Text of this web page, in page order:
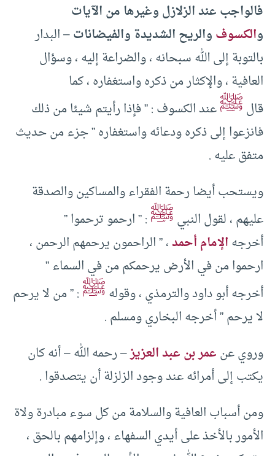
فالواجب عند الزلازل وغيرها من الآيات
والكسوفوالريح الشديدة والفيضانات– البدار
بالتوبة إلى الله سبحانه ، والضراعة إليه ، وسؤال
العافية ، والإكثار من ذكره واستغفاره ، كما
قالﷺعند الكسوف : ” فإذا رأيتم شيئا من ذلك
فانزعوا إلى ذكره ودعائه واستغفاره ” جزء من حديث
متفق عليه .
ويستحب أيضا رحمة الفقراء والمساكين والصدقة
عليهم ، لقول النبيﷺ: ” ارحمو ترحموا ”
أخرجهالإمام أحمد، ” الراحمون يرحمهم الرحمن ،
ارحموا من في الأرض يرحمكم من في السماء ”
أخرجه أبو داود والترمذي ، وقولهﷺ: ” من لا يرحم
لا يرحم ” أخرجه البخاري ومسلم .
وروي عنعمر بن عبد العزيز– رحمه الله – أنه كان
يكتب إلى أمرائه عند وجود الزلزلة أن يتصدقوا .
ومن أسباب العافية والسلامة من كل سوء مبادرة ولاة
الأمور بالأخذ على أيدي السفهاء ، وإلزامهم بالحق ،